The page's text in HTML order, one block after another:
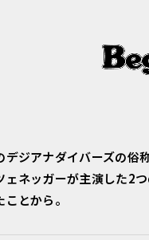
デジアナダイバーズの俗
ェネッガーが主演した2
とから。